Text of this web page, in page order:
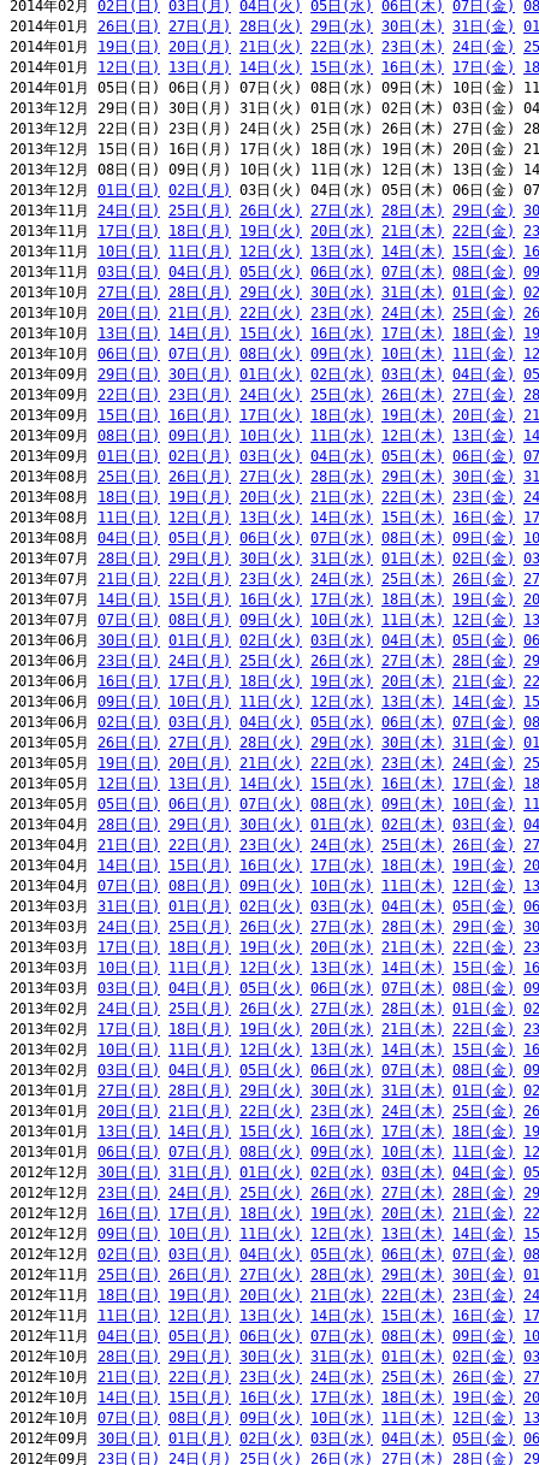
2014年02月 02日(日) 03日(月) 04日(火) 05日(水) 06日(木) 07日(金)
2014年01月 26日(日) 27日(月) 28日(火) 29日(水) 30日(木) 31日(金)
2014年01月 19日(日) 20日(月) 21日(火) 22日(水) 23日(木) 24日(金)
2014年01月 12日(日) 13日(月) 14日(火) 15日(水) 16日(木) 17日(金)
2014年01月 05日(日) 06日(月) 07日(火) 08日(水) 09日(木) 10日(金)
2013年12月 29日(日) 30日(月) 31日(火) 01日(水) 02日(木) 03日(金)
2013年12月 22日(日) 23日(月) 24日(火) 25日(水) 26日(木) 27日(金)
2013年12月 15日(日) 16日(月) 17日(火) 18日(水) 19日(木) 20日(金)
2013年12月 08日(日) 09日(月) 10日(火) 11日(水) 12日(木) 13日(金)
2013年12月 01日(日) 02日(月)
03日(火) 04日(水) 05日(木) 06日(金)
2013年11月 24日(日) 25日(月) 26日(火) 27日(水) 28日(木) 29日(金)
2013年11月 17日(日) 18日(月) 19日(火) 20日(水) 21日(木) 22日(金)
2013年11月 10日(日) 11日(月) 12日(火) 13日(水) 14日(木) 15日(金)
2013年11月 03日(日) 04日(月) 05日(火) 06日(水) 07日(木) 08日(金)
2013年10月 27日(日) 28日(月) 29日(火) 30日(水) 31日(木) 01日(金)
2013年10月 20日(日) 21日(月) 22日(火) 23日(水) 24日(木) 25日(金)
2013年10月 13日(日) 14日(月) 15日(火) 16日(水) 17日(木) 18日(金)
2013年10月 06日(日) 07日(月) 08日(火) 09日(水) 10日(木) 11日(金)
2013年09月 29日(日) 30日(月) 01日(火) 02日(水) 03日(木) 04日(金)
2013年09月 22日(日) 23日(月) 24日(火) 25日(水) 26日(木) 27日(金)
2013年09月 15日(日) 16日(月) 17日(火) 18日(水) 19日(木) 20日(金)
2013年09月 08日(日) 09日(月) 10日(火) 11日(水) 12日(木) 13日(金)
2013年09月 01日(日) 02日(月) 03日(火) 04日(水) 05日(木) 06日(金)
2013年08月 25日(日) 26日(月) 27日(火) 28日(水) 29日(木) 30日(金)
2013年08月 18日(日) 19日(月) 20日(火) 21日(水) 22日(木) 23日(金)
2013年08月 11日(日) 12日(月) 13日(火) 14日(水) 15日(木) 16日(金)
2013年08月 04日(日) 05日(月) 06日(火) 07日(水) 08日(木) 09日(金)
2013年07月 28日(日) 29日(月) 30日(火) 31日(水) 01日(木) 02日(金)
2013年07月 21日(日) 22日(月) 23日(火) 24日(水) 25日(木) 26日(金)
2013年07月 14日(日) 15日(月) 16日(火) 17日(水) 18日(木) 19日(金)
2013年07月 07日(日) 08日(月) 09日(火) 10日(水) 11日(木) 12日(金)
2013年06月 30日(日) 01日(月) 02日(火) 03日(水) 04日(木) 05日(金)
2013年06月 23日(日) 24日(月) 25日(火) 26日(水) 27日(木) 28日(金)
2013年06月 16日(日) 17日(月) 18日(火) 19日(水) 20日(木) 21日(金)
2013年06月 09日(日) 10日(月) 11日(火) 12日(水) 13日(木) 14日(金)
2013年06月 02日(日) 03日(月) 04日(火) 05日(水) 06日(木) 07日(金)
2013年05月 26日(日) 27日(月) 28日(火) 29日(水) 30日(木) 31日(金)
2013年05月 19日(日) 20日(月) 21日(火) 22日(水) 23日(木) 24日(金)
2013年05月 12日(日) 13日(月) 14日(火) 15日(水) 16日(木) 17日(金)
2013年05月 05日(日) 06日(月) 07日(火) 08日(水) 09日(木) 10日(金)
2013年04月 28日(日) 29日(月) 30日(火) 01日(水) 02日(木) 03日(金)
2013年04月 21日(日) 22日(月) 23日(火) 24日(水) 25日(木) 26日(金)
2013年04月 14日(日) 15日(月) 16日(火) 17日(水) 18日(木) 19日(金)
2013年04月 07日(日) 08日(月) 09日(火) 10日(水) 11日(木) 12日(金)
2013年03月 31日(日) 01日(月) 02日(火) 03日(水) 04日(木) 05日(金)
2013年03月 24日(日) 25日(月) 26日(火) 27日(水) 28日(木) 29日(金)
2013年03月 17日(日) 18日(月) 19日(火) 20日(水) 21日(木) 22日(金)
2013年03月 10日(日) 11日(月) 12日(火) 13日(水) 14日(木) 15日(金)
2013年03月 03日(日) 04日(月) 05日(火) 06日(水) 07日(木) 08日(金)
2013年02月 24日(日) 25日(月) 26日(火) 27日(水) 28日(木) 01日(金)
2013年02月 17日(日) 18日(月) 19日(火) 20日(水) 21日(木) 22日(金)
2013年02月 10日(日) 11日(月) 12日(火) 13日(水) 14日(木) 15日(金)
2013年02月 03日(日) 04日(月) 05日(火) 06日(水) 07日(木) 08日(金)
2013年01月 27日(日) 28日(月) 29日(火) 30日(水) 31日(木) 01日(金)
2013年01月 20日(日) 21日(月) 22日(火) 23日(水) 24日(木) 25日(金)
2013年01月 13日(日) 14日(月) 15日(火) 16日(水) 17日(木) 18日(金)
2013年01月 06日(日) 07日(月) 08日(火) 09日(水) 10日(木) 11日(金)
2012年12月 30日(日) 31日(月) 01日(火) 02日(水) 03日(木) 04日(金)
2012年12月 23日(日) 24日(月) 25日(火) 26日(水) 27日(木) 28日(金)
2012年12月 16日(日) 17日(月) 18日(火) 19日(水) 20日(木) 21日(金)
2012年12月 09日(日) 10日(月) 11日(火) 12日(水) 13日(木) 14日(金)
2012年12月 02日(日) 03日(月) 04日(火) 05日(水) 06日(木) 07日(金)
2012年11月 25日(日) 26日(月) 27日(火) 28日(水) 29日(木) 30日(金)
2012年11月 18日(日) 19日(月) 20日(火) 21日(水) 22日(木) 23日(金)
2012年11月 11日(日) 12日(月) 13日(火) 14日(水) 15日(木) 16日(金)
2012年11月 04日(日) 05日(月) 06日(火) 07日(水) 08日(木) 09日(金)
2012年10月 28日(日) 29日(月) 30日(火) 31日(水) 01日(木) 02日(金)
2012年10月 21日(日) 22日(月) 23日(火) 24日(水) 25日(木) 26日(金)
2012年10月 14日(日) 15日(月) 16日(火) 17日(水) 18日(木) 19日(金)
2012年10月 07日(日) 08日(月) 09日(火) 10日(水) 11日(木) 12日(金)
2012年09月 30日(日) 01日(月) 02日(火) 03日(水) 04日(木) 05日(金)
2012年09月 23日(日) 24日(月) 25日(火) 26日(水) 27日(木) 28日(金)